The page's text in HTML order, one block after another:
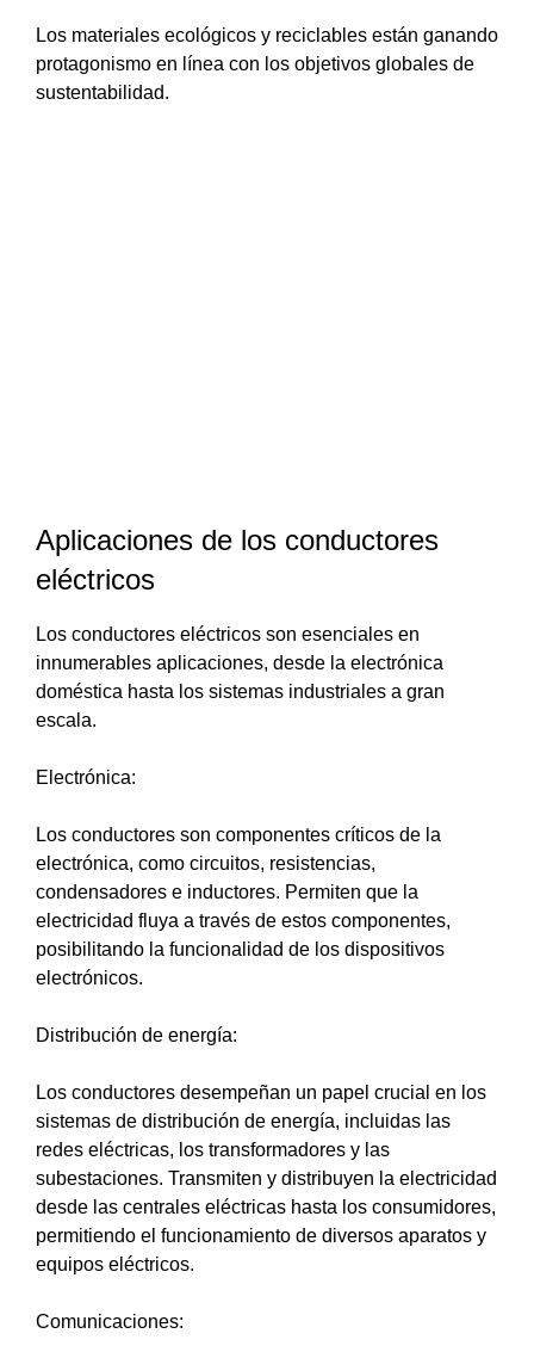
Los materiales ecológicos y reciclables están ganando
protagonismo en línea con los objetivos globales de
sustentabilidad.
Aplicaciones de los conductores
eléctricos
Los conductores eléctricos son esenciales en
innumerables aplicaciones, desde la electrónica
doméstica hasta los sistemas industriales a gran
escala.
Electrónica:
Los conductores son componentes críticos de la
electrónica, como circuitos, resistencias,
condensadores e inductores. Permiten que la
electricidad fluya a través de estos componentes,
posibilitando la funcionalidad de los dispositivos
electrónicos.
Distribución de energía:
Los conductores desempeñan un papel crucial en los
sistemas de distribución de energía, incluidas las
redes eléctricas, los transformadores y las
subestaciones. Transmiten y distribuyen la electricidad
desde las centrales eléctricas hasta los consumidores,
permitiendo el funcionamiento de diversos aparatos y
equipos eléctricos.
Comunicaciones: